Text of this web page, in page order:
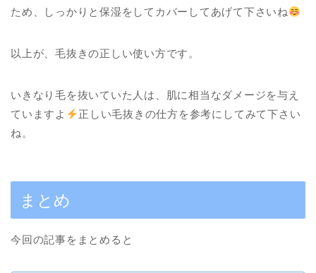
ため、しっかりと保湿をしてカバーしてあげて下さいね
以上が、毛抜きの正しい使い方です。
いきなり毛を抜いていた人は、肌に相当なダメージを与え
ていますよ
正しい毛抜きの仕方を参考にしてみて下さい
ね。
まとめ
今回の記事をまとめると